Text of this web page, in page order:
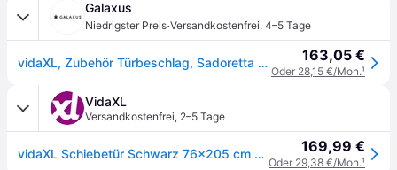
Galaxus
Niedrigster Preis·Versandkostenfrei, 4–5 Tage
vidaXL, Zubehör Türbeschlag, Sadoretta (Transparent) 163,05 €
Oder 28,15 €/Mon.¹
VidaXL
Versandkostenfrei, 2–5 Tage
vidaXL Schiebetür Schwarz 76x205 cm ESG Glas und Aluminium 169,99 €
Oder 29,38 €/Mon.¹